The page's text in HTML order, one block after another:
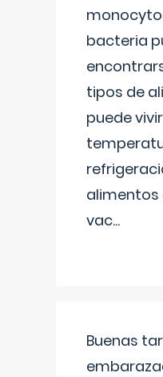
bacteria
tipos de
puede
alimentos
vac...
Buenas